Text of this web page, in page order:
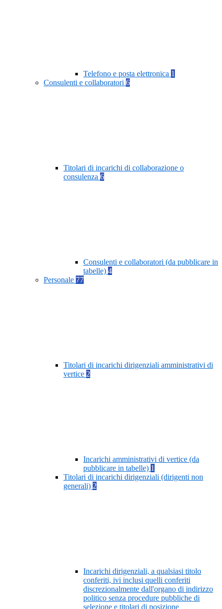
Telefono e posta elettronica 1
Consulenti e collaboratori 6
Titolari di incarichi di collaborazione o
consulenza 6
Consulenti e collaboratori (da pubblicare in
tabelle) 4
Personale 77
Titolari di incarichi dirigenziali amministrativi di
vertice 2
Incarichi amministrativi di vertice (da
pubblicare in tabelle) 1
Titolari di incarichi dirigenziali (dirigenti non
generali) 2
Incarichi dirigenziali, a qualsiasi titolo
conferiti, ivi inclusi quelli conferiti
discrezionalmente dall'organo di indirizzo
politico senza procedure pubbliche di
selezione e titolari di posizione